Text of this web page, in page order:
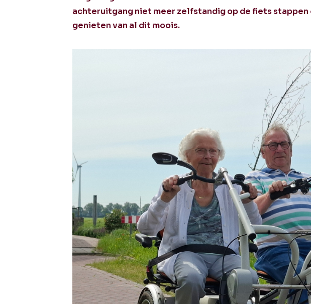
achteruitgang niet meer zelfstandig op de fiets stappen
genieten van al dit moois.